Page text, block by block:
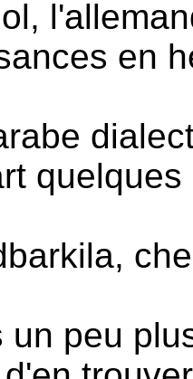
en
un peu